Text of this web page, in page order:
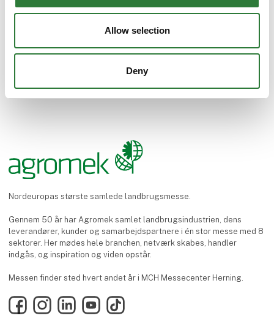
Allow selection
Deny
Nordeuropas største samlede landbrugsmesse.
Gennem 50 år har Agromek samlet landbrugsindustrien, dens
leverandører, kunder og samarbejdspartnere i én stor messe med 8
sektorer. Her mødes hele branchen, netværk skabes, handler
indgås, og inspiration og viden opstår.
Messen finder sted hvert andet år i MCH Messecenter Herning.
FacebookInstagramLinkedInYouTubeTikTok